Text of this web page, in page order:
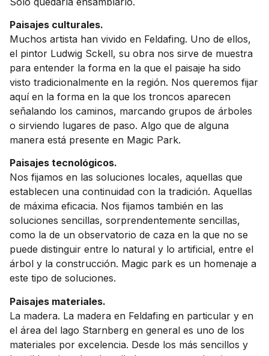
Paisajes culturales.
Muchos artista han vivido en Feldafing. Uno de ellos,
el pintor Ludwig Sckell, su obra nos sirve de muestra
para entender la forma en la que el paisaje ha sido
visto tradicionalmente en la región. Nos queremos fijar
aquí en la forma en la que los troncos aparecen
señalando los caminos, marcando grupos de árboles
o sirviendo lugares de paso. Algo que de alguna
manera está presente en Magic Park.
Paisajes tecnológicos.
Nos fijamos en las soluciones locales, aquellas que
establecen una continuidad con la tradición. Aquellas
de máxima eficacia. Nos fijamos también en las
soluciones sencillas, sorprendentemente sencillas,
como la de un observatorio de caza en la que no se
puede distinguir entre lo natural y lo artificial, entre el
árbol y la construcción. Magic park es un homenaje a
este tipo de soluciones.
Paisajes materiales.
La madera. La madera en Feldafing en particular y en
el área del lago Starnberg en general es uno de los
materiales por excelencia. Desde los más sencillos y